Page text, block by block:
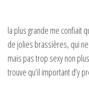
la plus grande me confiait
de jolies brassières, qui
mais pas trop sexy non
trouve qu’il important d’y